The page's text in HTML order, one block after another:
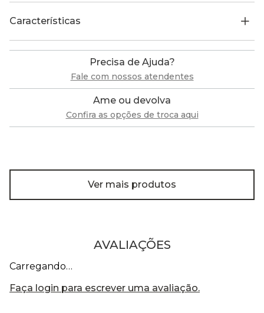
Características
Precisa de Ajuda?
Fale com nossos atendentes
Ame ou devolva
Confira as opções de troca aqui
Ver mais produtos
AVALIAÇÕES
Carregando…
Faça login para escrever uma avaliação.